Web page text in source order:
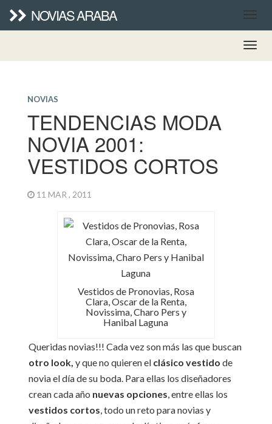
NOVIAS ARABA
NOVIAS
TENDENCIAS MODA
NOVIA 2001:
VESTIDOS CORTOS
11 MAR , 2011
Vestidos de Pronovias, Rosa
Clara, Oscar de la Renta,
Novissima, Charo Pers y
Hanibal Laguna
Queridas novias!!! Cada vez son más las que buscan
otro look, y que no quieren el clásico vestido de
novia el día de su boda. Para ellas los diseñadores
crean cada año nuevas opciones, entre ellas los
vestidos cortos, todo un reto para novias y